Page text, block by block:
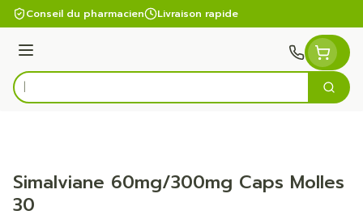
Aller au contenu
Conseil du pharmacien Livraison rapide
Menu
Rechercher
Simalviane 60mg/300mg Caps Molles
30